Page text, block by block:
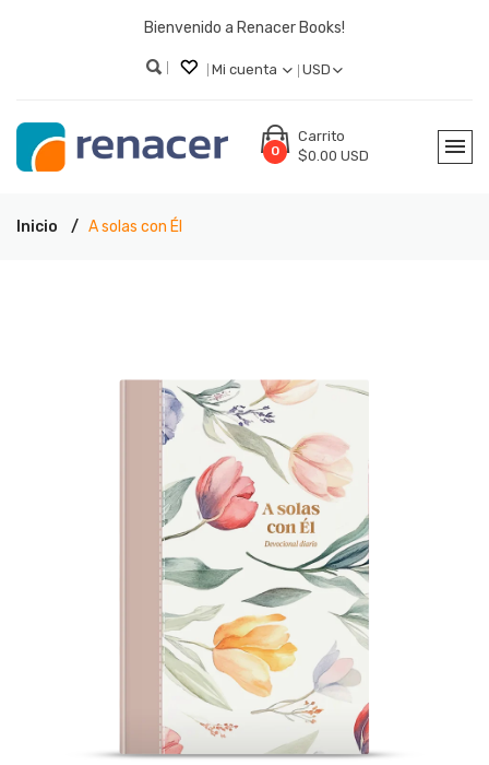
Bienvenido a Renacer Books!
Mi cuenta USD
0
Carrito
$0.00 USD
Inicio A solas con Él